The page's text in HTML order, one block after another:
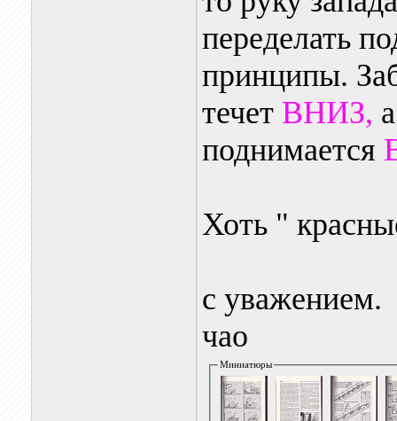
переделать
принципы.
течет ВНИЗ,
поднимается
Хоть "
с уважением.
чао
Миниатюры